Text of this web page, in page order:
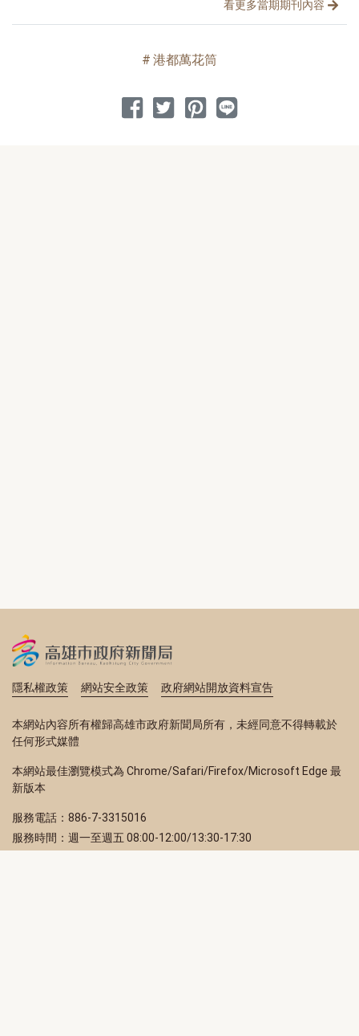
看更多當期期刊內容
港都萬花筒
分享到 Facebook
分享到 Twitter
分享到 Pinterest
分享到 Line
隱私權政策 網站安全政策 政府網站開放資料宣告
本網站內容所有權歸高雄市政府新聞局所有，未經同意不得轉載於
任何形式媒體
本網站最佳瀏覽模式為 Chrome/Safari/Firefox/Microsoft Edge 最
新版本
服務電話：886-7-3315016
服務時間：週一至週五 08:00-12:00/13:30-17:30